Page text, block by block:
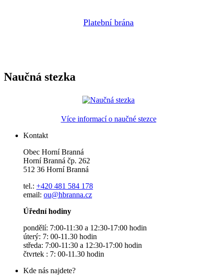
Platební brána
Naučná stezka
Více informací o naučné stezce
Kontakt
Obec Horní Branná
Horní Branná čp. 262
512 36 Horní Branná
tel.: +420 481 584 178
email: ou@hbranna.cz
Úřední hodiny
pondělí: 7:00-11:30 a 12:30-17:00 hodin
úterý: 7: 00-11.30 hodin
středa: 7:00-11:30 a 12:30-17:00 hodin
čtvrtek : 7: 00-11.30 hodin
Kde nás najdete?